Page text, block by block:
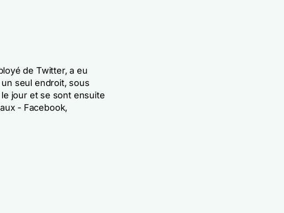
de Twitter, a eu
seul endroit, sous
jour et se sont ensuite
- Facebook,